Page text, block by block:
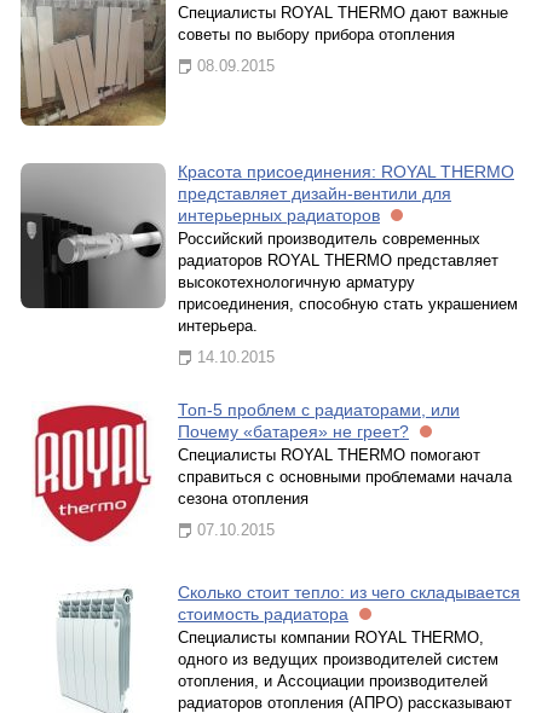
Специалисты ROYAL THERMO дают важные
советы по выбору прибора отопления
08.09.2015
Красота присоединения: ROYAL THERMO
представляет дизайн-вентили для
интерьерных радиаторов
Российский производитель современных
радиаторов ROYAL THERMO представляет
высокотехнологичную арматуру
присоединения, способную стать украшением
интерьера.
14.10.2015
Топ-5 проблем с радиаторами, или
Почему «батарея» не греет?
Специалисты ROYAL THERMO помогают
справиться с основными проблемами начала
сезона отопления
07.10.2015
Сколько стоит тепло: из чего складывается
стоимость радиатора
Cпециалисты компании ROYAL THERMO,
одного из ведущих производителей систем
отопления, и Ассоциации производителей
радиаторов отопления (АПРО) рассказывают